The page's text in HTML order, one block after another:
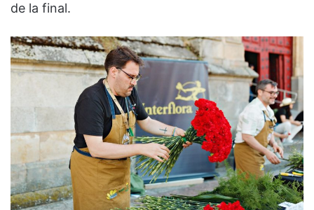
de la final.